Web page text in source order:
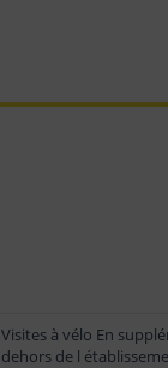
Visites à vélo En
dehors de l